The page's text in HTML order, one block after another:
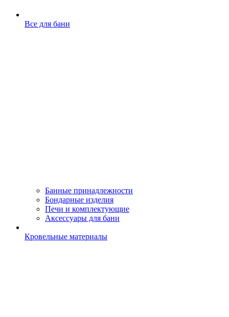
Все для бани
Банные принадлежности
Бондарные изделия
Печи и комплектующие
Аксессуары для бани
Кровельные материалы